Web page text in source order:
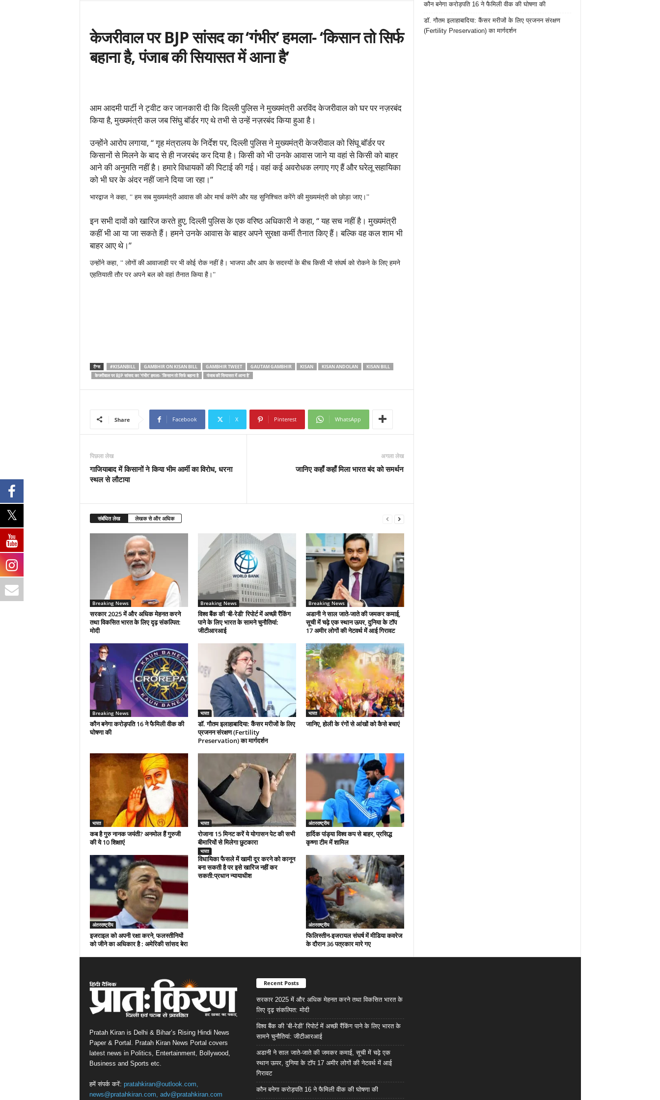
केजरीवाल पर BJP सांसद का ‘गंभीर’ हमला- ‘किसान तो सिर्फ
बहाना है, पंजाब की सियासत में आना है’
आम आदमी पार्टी ने ट्वीट कर जानकारी दी कि दिल्ली पुलिस ने मुख्यमंत्री अरविंद केजरीवाल को घर पर नज़रबंद
किया है, मुख्यमंत्री कल जब सिंघु बॉर्डर गए थे तभी से उन्हें नज़रबंद किया हुआ है।
उन्होंने आरोप लगाया, ‘‘ गृह मंत्रालय के निर्देश पर, दिल्ली पुलिस ने मुख्यमंत्री केजरीवाल को सिंघू बॉर्डर पर
किसानों से मिलने के बाद से ही नजरबंद कर दिया है। किसी को भी उनके आवास जाने या वहां से किसी को बाहर
आने की अनुमति नहीं है। हमारे विधायकों की पिटाई की गई। वहां कई अवरोधक लगाए गए हैं और घरेलू सहायिका
को भी घर के अंदर नहीं जाने दिया जा रहा।’’
भारद्वाज ने कहा, ‘‘ हम सब मुख्यमंत्री आवास की ओर मार्च करेंगे और यह सुनिश्चित करेंगे की मुख्यमंत्री को छोड़ा जाए।’’
इन सभी दावों को खारिज करते हुए, दिल्ली पुलिस के एक वरिष्ठ अधिकारी ने कहा, ‘‘ यह सच नहीं है। मुख्यमंत्री
कहीं भी आ या जा सकते हैं। हमने उनके आवास के बाहर अपने सुरक्षा कर्मी तैनात किए हैं। बल्कि वह कल शाम भी
बाहर आए थे।’’
उन्होंने कहा, ‘‘ लोगों की आवाजाही पर भी कोई रोक नहीं है। भाजपा और आप के सदस्यों के बीच किसी भी संघर्ष को रोकने के लिए हमने
एहतियाती तौर पर अपने बल को वहां तैनात किया है।’’
टैग्स #KISANBILL GAMBHIR ON KISAN BILL GAMBHIR TWEET GAUTAM GAMBHIR KISAN KISAN ANDOLAN
KISAN BILL
केजरीवाल पर BJP सांसद का 'गंभीर' हमला- 'किसान तो सिर्फ बहाना है
पंजाब की सियासत में आना है'
Share Facebook X Pinterest WhatsApp
पिछला लेख
गाजियाबाद में किसानों ने किया भीम आर्मी का विरोध, धरना
स्थल से लौटाया
अगला लेख
जानिए कहाँ कहाँ मिला भारत बंद को समर्थन
संबंधित लेख लेखक से और अधिक
Breaking News
सरकार 2025 में और अधिक मेहनत करने
तथा विकसित भारत के लिए दृढ़ संकल्पित:
माेदी
Breaking News
विश्व बैंक की ‘बी-रेडी’ रिपोर्ट में अच्छी रैंकिंग
पाने के लिए भारत के सामने चुनौतियां:
जीटीआरआई
Breaking News
अडानी ने साल जाते-जाते की जमकर कमाई,
सूची में चढ़े एक स्थान ऊपर, दुनिया के टॉप
17 अमीर लोगों की नेटवर्थ में आई गिरावट
Breaking News
कौन बनेगा करोड़पति 16 ने फैमिली वीक की
घोषणा की
भारत
डॉ. गौतम इलाहाबादिया: कैंसर मरीजों के लिए
प्रजनन संरक्षण (Fertility
Preservation) का मार्गदर्शन
भारत
जानिए, होली के रंगों से आंखों को कैसे बचाएं
भारत
कब है गुरु नानक जयंती? अनमोल हैं गुरुजी
की ये 10 शिक्षाएं
भारत
रोजाना 15 मिनट करें ये योगासन पेट की सभी
बीमारियों से मिलेगा छुटकारा
अंतरराष्ट्रीय
हार्दिक पांड्या विश्व कप से बाहर, प्रसिद्ध
कृष्णा टीम में शामिल
अंतरराष्ट्रीय
इजराइल को अपनी रक्षा करने, फलस्तीनियों
को जीने का अधिकार है : अमेरिकी सांसद बेरा
भारत
विधायिका फैसले में खामी दूर करने को कानून
बना सकती है पर इसे खारिज नहीं कर
सकती:प्रधान न्यायाधीश
अंतरराष्ट्रीय
फिलिस्तीन-इजरायल संघर्ष में मीडिया कवरेज
के दौरान 36 पत्रकार मारे गए
कौन बनेगा करोड़पति 16 ने फैमिली वीक की घोषणा की
डॉ. गौतम इलाहाबादिया: कैंसर मरीजों के लिए प्रजनन संरक्षण
(Fertility Preservation) का मार्गदर्शन
Pratah Kiran is Delhi & Bihar’s Rising Hindi News
Paper & Portal. Pratah Kiran News Portal covers
latest news in Politics, Entertainment, Bollywood,
Business and Sports etc.
हमें संपर्क करें: pratahkiran@outlook.com,
news@pratahkiran.com, adv@pratahkiran.com
Recent Posts
सरकार 2025 में और अधिक मेहनत करने तथा विकसित भारत के
लिए दृढ़ संकल्पित: माेदी
विश्व बैंक की ‘बी-रेडी’ रिपोर्ट में अच्छी रैंकिंग पाने के लिए भारत के
सामने चुनौतियां: जीटीआरआई
अडानी ने साल जाते-जाते की जमकर कमाई, सूची में चढ़े एक
स्थान ऊपर, दुनिया के टॉप 17 अमीर लोगों की नेटवर्थ में आई
गिरावट
कौन बनेगा करोड़पति 16 ने फैमिली वीक की घोषणा की